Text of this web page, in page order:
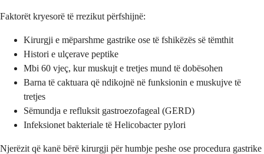
Faktorët kryesorë të rrezikut përfshijnë:
Kirurgji e mëparshme gastrike ose të fshikëzës së tëmthit
Histori e ulçerave peptike
Mbi 60 vjeç, kur muskujt e tretjes mund të dobësohen
Barna të caktuara që ndikojnë në funksionin e muskujve të
tretjes
Sëmundja e refluksit gastroezofageal (GERD)
Infeksionet bakteriale të Helicobacter pylori
Njerëzit që kanë bërë kirurgji për humbje peshe ose procedura gastrike